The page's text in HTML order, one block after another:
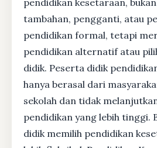
tambahan, pengganti, atau
pendidikan formal, tetapi
pendidikan alternatif atau
didik. Peserta didik
hanya berasal dari
sekolah dan tidak
pendidikan yang lebih tinggi.
didik memilih pendidikan